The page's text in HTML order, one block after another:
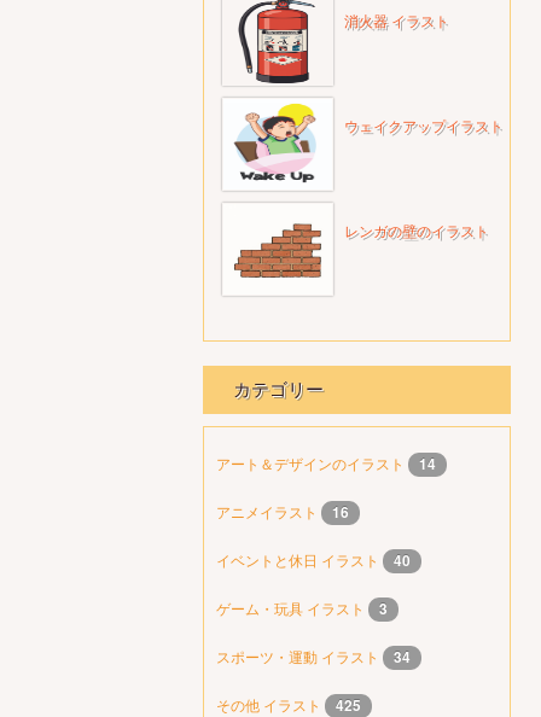
消火器 イラスト
ウェイクアップイラスト
レンガの壁のイラスト
カテゴリー
アート＆デザインのイラスト 14
アニメイラスト 16
イベントと休日 イラスト 40
ゲーム・玩具 イラスト 3
スポーツ・運動 イラスト 34
その他 イラスト 425